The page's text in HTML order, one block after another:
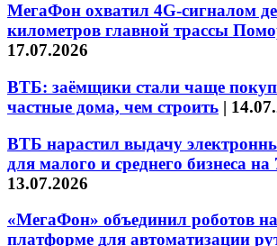
МегаФон охватил 4G-сигналом
километров главной трассы
17.07.2026
ВТБ: заёмщики стали чаще
частные дома, чем строить |
ВТБ нарастил выдачу
для малого и среднего бизнеса на
13.07.2026
«МегаФон» объединил роботов на
платформе для автоматизации